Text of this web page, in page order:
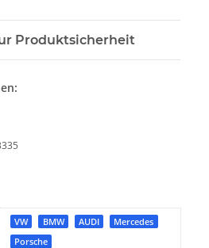
Produktsicherheit
VW BMW AUDI
Mercedes
Porsche